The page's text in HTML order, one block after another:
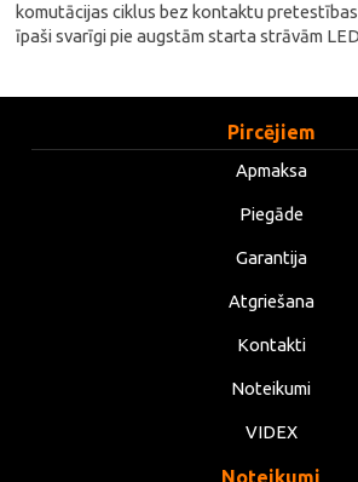
komutācijas ciklus bez kontaktu
īpaši svarīgi pie augstām starta strāvām
Pircējiem
Apmaksa
Piegāde
Garantija
Atgriešana
Kontakti
Noteikumi
VIDEX
Noteikumi